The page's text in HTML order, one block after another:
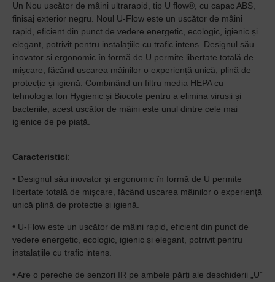
Un Nou uscător de mâini ultrarapid, tip U flow®, cu capac ABS,
finisaj exterior negru. Noul U-Flow este un uscător de mâini
rapid, eficient din punct de vedere energetic, ecologic, igienic și
elegant, potrivit pentru instalațiile cu trafic intens. Designul său
inovator și ergonomic în formă de U permite libertate totală de
mișcare, făcând uscarea mâinilor o experiență unică, plină de
protecție și igienă. Combinând un filtru media HEPA cu
tehnologia Ion Hygienic și Biocote pentru a elimina virușii și
bacteriile, acest uscător de mâini este unul dintre cele mai
igienice de pe piață.
Caracteristici:
• Designul său inovator și ergonomic în formă de U permite
libertate totală de mișcare, făcând uscarea mâinilor o experiență
unică plină de protecție și igienă.
• U-Flow este un uscător de mâini rapid, eficient din punct de
vedere energetic, ecologic, igienic și elegant, potrivit pentru
instalațiile cu trafic intens.
• Are o pereche de senzori IR pe ambele părți ale deschiderii „U”